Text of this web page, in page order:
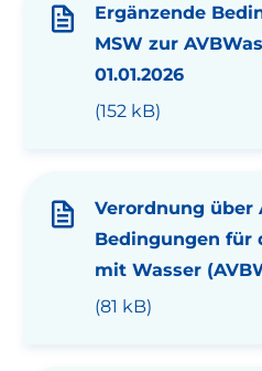
Ergänzende
MSW zur
01.01.2026
(152 kB)
Verordnung über
Bedingungen für
mit Wasser
(81 kB)